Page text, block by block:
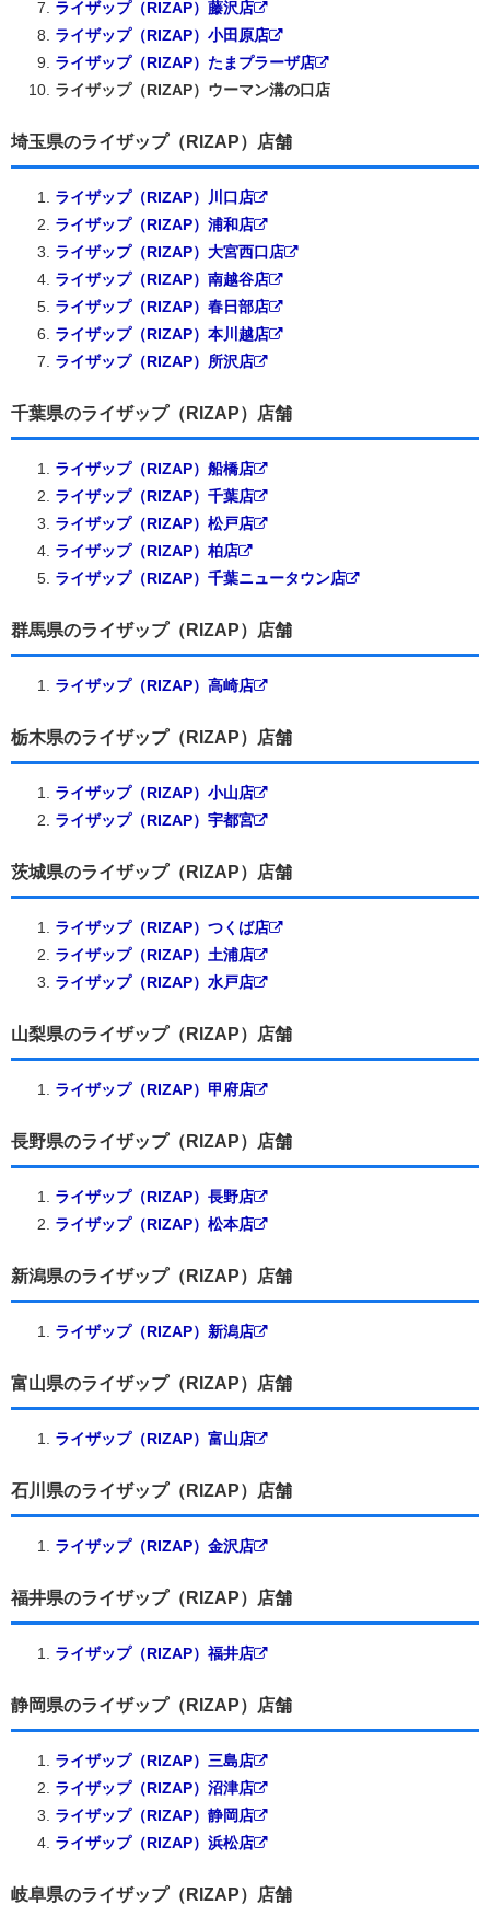
ライザップ（RIZAP）藤沢店
ライザップ（RIZAP）小田原店
ライザップ（RIZAP）たまプラーザ店
ライザップ（RIZAP）ウーマン溝の口店
埼玉県のライザップ（RIZAP）店舗
ライザップ（RIZAP）川口店
ライザップ（RIZAP）浦和店
ライザップ（RIZAP）大宮西口店
ライザップ（RIZAP）南越谷店
ライザップ（RIZAP）春日部店
ライザップ（RIZAP）本川越店
ライザップ（RIZAP）所沢店
千葉県のライザップ（RIZAP）店舗
ライザップ（RIZAP）船橋店
ライザップ（RIZAP）千葉店
ライザップ（RIZAP）松戸店
ライザップ（RIZAP）柏店
ライザップ（RIZAP）千葉ニュータウン店
群馬県のライザップ（RIZAP）店舗
ライザップ（RIZAP）高崎店
栃木県のライザップ（RIZAP）店舗
ライザップ（RIZAP）小山店
ライザップ（RIZAP）宇都宮
茨城県のライザップ（RIZAP）店舗
ライザップ（RIZAP）つくば店
ライザップ（RIZAP）土浦店
ライザップ（RIZAP）水戸店
山梨県のライザップ（RIZAP）店舗
ライザップ（RIZAP）甲府店
長野県のライザップ（RIZAP）店舗
ライザップ（RIZAP）長野店
ライザップ（RIZAP）松本店
新潟県のライザップ（RIZAP）店舗
ライザップ（RIZAP）新潟店
富山県のライザップ（RIZAP）店舗
ライザップ（RIZAP）富山店
石川県のライザップ（RIZAP）店舗
ライザップ（RIZAP）金沢店
福井県のライザップ（RIZAP）店舗
ライザップ（RIZAP）福井店
静岡県のライザップ（RIZAP）店舗
ライザップ（RIZAP）三島店
ライザップ（RIZAP）沼津店
ライザップ（RIZAP）静岡店
ライザップ（RIZAP）浜松店
岐阜県のライザップ（RIZAP）店舗